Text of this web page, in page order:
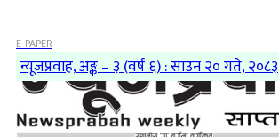
E-PAPER
न्यूजप्रवाह, अङ्क – ३ (वर्ष ६) : साउन २० गते, २०८३